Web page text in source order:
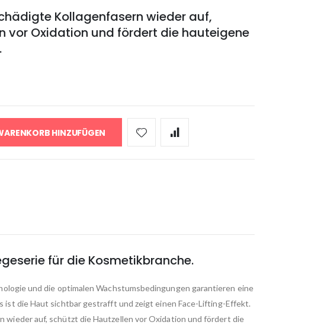
Kollagenfasern wieder auf,
vor Oxidation und fördert die hauteigene
HINZUFÜGEN
für die Kosmetikbranche.
und die optimalen Wachstumsbedingungen garantieren eine
die Haut sichtbar gestrafft und zeigt einen Face-Lifting-Effekt.
auf, schützt die Hautzellen vor Oxidation und fördert die